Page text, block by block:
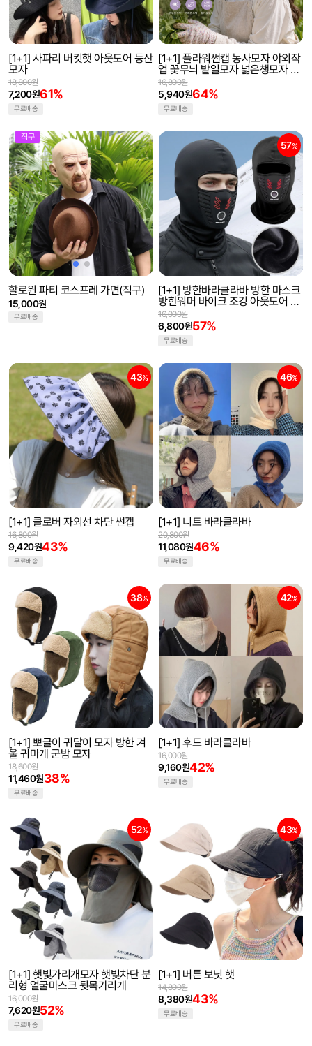
[1+1] 사파리 버킷햇 아웃도어 등산
모자
7,200원61%
18,800원
무료배송
[1+1] 플라워썬캡 농사모자 야외작
업 꽃무늬 밭일모자 넓은챙모자 햇
빛가리개 가림막 썬캡 자외선차단
5,940원64%
16,800원
무료배송
직구
할로윈 파티 코스프레 가면(직구)
15,000원
무료배송
57%
[1+1] 방한바라클라바 방한 마스크
방한워머 바이크 조깅 아웃도어 겨
울마스크 귀마개 넥워머
6,800원57%
16,000원
무료배송
43%
[1+1] 클로버 자외선 차단 썬캡
9,420원43%
16,800원
무료배송
46%
[1+1] 니트 바라클라바
11,080원46%
20,800원
무료배송
38%
[1+1] 뽀글이 귀달이 모자 방한 겨
울 귀마개 군밤 모자
11,460원38%
18,600원
무료배송
42%
[1+1] 후드 바라클라바
9,160원42%
16,000원
무료배송
52%
[1+1] 햇빛가리개모자 햇빛차단 분
리형 얼굴마스크 뒷목가리개
7,620원52%
16,000원
무료배송
43%
[1+1] 버튼 보닛 햇
8,380원43%
14,800원
무료배송